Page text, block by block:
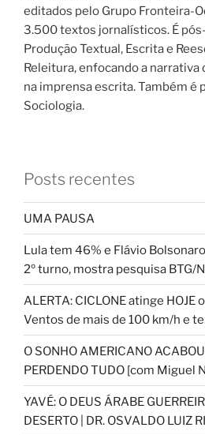
editados pelo Grupo Fronteira-
3.500 textos jornalísticos. É
Produção Textual, Escrita e
Releitura, enfocando a
na imprensa escrita. Também é
Sociologia.
Posts recentes
UMA PAUSA
Lula tem 46% e Flávio
2º turno, mostra pesquisa BTG/
ALERTA: CICLONE atinge HOJE
Ventos de mais de 100 km/h e
O SONHO AMERICANO
PERDENDO TUDO [com Miguel
YAVÉ: O DEUS ÁRABE
DESERTO | DR. OSVALDO LUIZ